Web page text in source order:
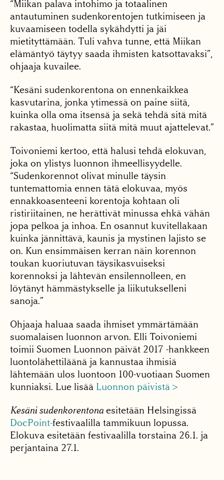
“Miikan palava intohimo ja totaalinen
antautuminen sudenkorentojen tutkimiseen ja
kuvaamiseen todella sykähdytti ja jäi
mietityttämään. Tuli vahva tunne, että Miikan
elämäntyö täytyy saada ihmisten katsottavaksi”,
ohjaaja kuvailee.
“Kesäni sudenkorentona on ennenkaikkea
kasvutarina, jonka ytimessä on paine siitä,
kuinka olla oma itsensä ja sekä tehdä sitä mitä
rakastaa, huolimatta siitä mitä muut ajattelevat.”
Toivoniemi kertoo, että halusi tehdä elokuvan,
joka on ylistys luonnon ihmeellisyydelle.
“Sudenkorennot olivat minulle täysin
tuntemattomia ennen tätä elokuvaa, myös
ennakkoasenteeni korentoja kohtaan oli
ristiriitainen, ne herättivät minussa ehkä vähän
jopa pelkoa ja inhoa. En osannut kuvitellakaan
kuinka jännittävä, kaunis ja mystinen lajisto se
on. Kun ensimmäisen kerran näin korennon
toukan kuoriutuvan täysikasvuiseksi
korennoksi ja lähtevän ensilennolleen, en
löytänyt hämmästykselle ja liikutukselleni
sanoja.”
Ohjaaja haluaa saada ihmiset ymmärtämään
suomalaisen luonnon arvon. Elli Toivoniemi
toimii Suomen Luonnon päivät 2017 -hankkeen
luontolähettiläänä ja kannustaa ihmisiä
lähtemään ulos luontoon 100-vuotiaan Suomen
kunniaksi. Lue lisää Luonnon päivistä >
Kesäni sudenkorentona esitetään Helsingissä
DocPoint-festivaalilla tammikuun lopussa.
Elokuva esitetään festivaalilla torstaina 26.1. ja
perjantaina 27.1.